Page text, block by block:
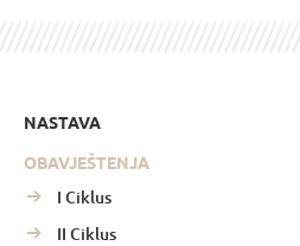
NASTAVA
OBAVJEŠTENJA
I Ciklus
II Ciklus